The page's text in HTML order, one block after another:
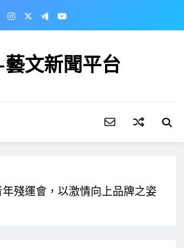
文新聞平台
殘運會，以激情向上品牌之姿